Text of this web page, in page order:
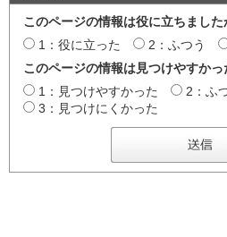
このページの情報は役に立ちました
1：役に立った
2：ふつう
このページの情報は見つけやすかっ
1：見つけやすかった
2：ふ
3：見つけにくかった